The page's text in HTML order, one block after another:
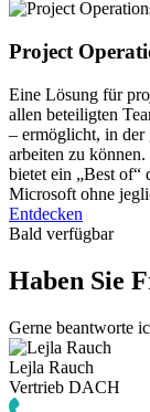
Project
Eine Lösung für
allen beteiligten
– ermöglicht, in
arbeiten zu
bietet ein „Best of“
Microsoft ohne
Entdecken
Bald verfügbar
Haben Sie
Gerne beantworte
Lejla Rauch
Vertrieb DACH